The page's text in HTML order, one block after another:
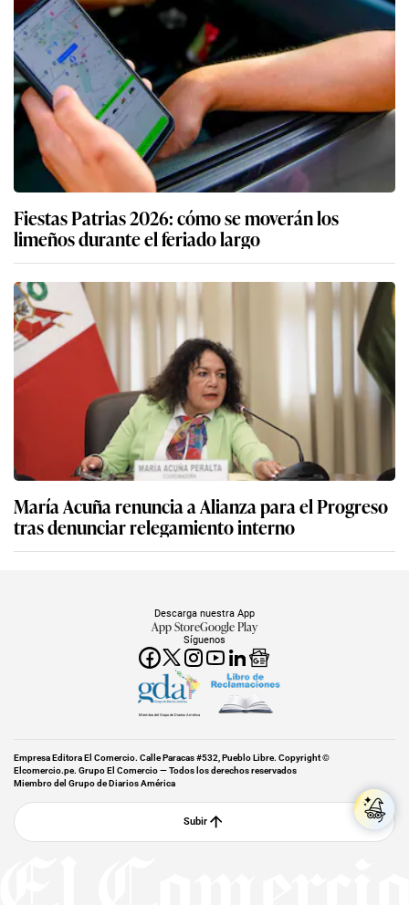
Fiestas Patrias 2026: cómo se moverán los
limeños durante el feriado largo
María Acuña renuncia a Alianza para el Progreso
tras denunciar relegamiento interno
Síguenos
Descarga nuestra App
App StoreGoogle Play
Miembro del Grupo de Diarios América
Empresa Editora El Comercio. Calle Paracas #532, Pueblo Libre. Copyright ©
Elcomercio.pe. Grupo El Comercio — Todos los derechos reservados
Miembro del Grupo de Diarios América
Subir